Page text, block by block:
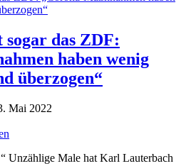
das ZDF:
haben wenig
überzogen“
Mai 2022
Unzählige Male hat Karl Lauterbach